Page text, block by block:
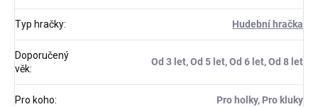
Typ hračky: Hudební hračka
Doporučený
věk:
Od 3 let, Od 5 let, Od 6 let, Od 8 let
Pro koho: Pro holky, Pro kluky